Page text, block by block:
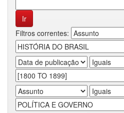
Filtros correntes: